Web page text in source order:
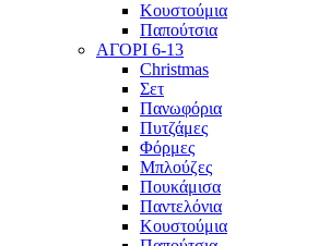
Κουστούμια
Παπούτσια
ΑΓΟΡΙ 6-13
Christmas
Σετ
Πανωφόρια
Πυτζάμες
Φόρμες
Μπλούζες
Πουκάμισα
Παντελόνια
Κουστούμια